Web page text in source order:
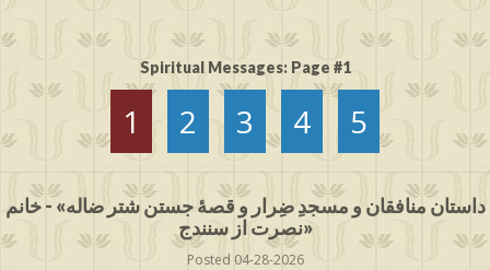
Spiritual Messages: Page #1
1 2 3 4 5
داستان منافقان و مسجدِ ضِرار و قصۀ جستن شتر ضاله» - خانم
نصرت از سنندج»
Posted 04-28-2026